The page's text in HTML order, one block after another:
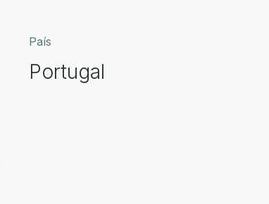
País
Portugal